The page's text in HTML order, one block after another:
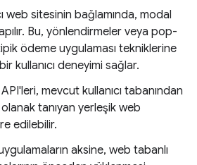
web sitesinin bağlamında, modal
Bu, yönlendirmeler veya pop-
ödeme uygulaması tekniklerine
kullanıcı deneyimi sağlar.
mevcut kullanıcı tabanından
tanıyan yerleşik web
edilebilir.
aksine, web tabanlı